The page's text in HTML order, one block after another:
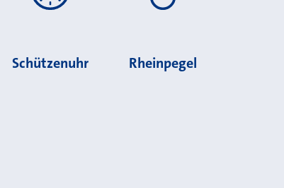
Schützenuhr Rheinpegel